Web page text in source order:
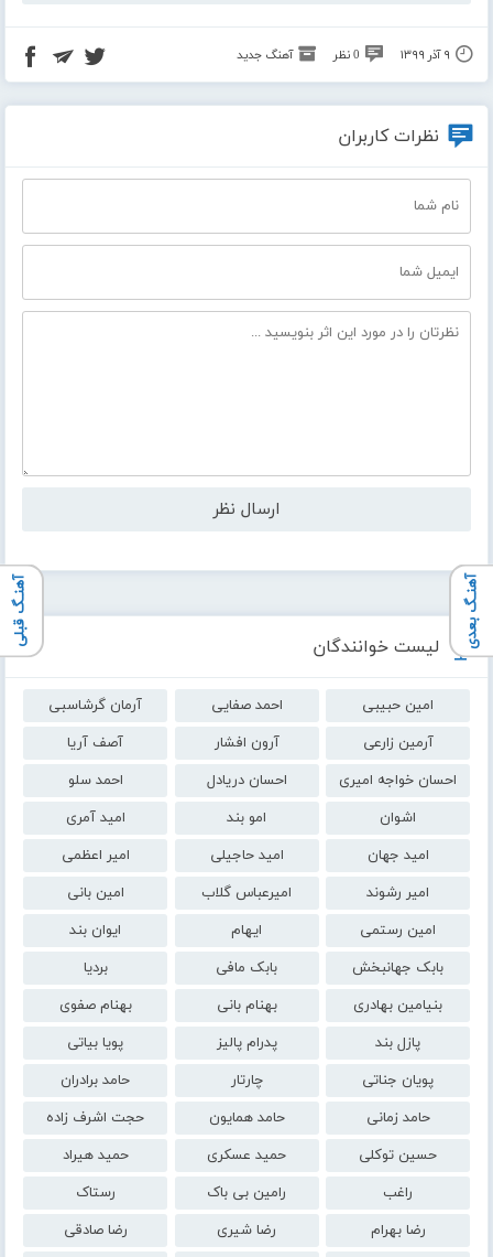
لیست خوانندگان
امین حبیبی احمد صفایی
آرمان گرشاسبی
آرمین زارعی
آرون افشار
آصف آریا
احسان خواجه امیری
احسان دریادل
احمد سلو
اشوان
امو بند
امید آمری
امید جهان
امید حاجیلی
امیر اعظمی
امیر رشوند
امیرعباس گلاب
امین بانی
امین رستمی
ایهام
ایوان بند
بابک جهانبخش
بابک مافی
بردیا
بنیامین بهادری
بهنام بانی
بهنام صفوی
پازل بند
پدرام پالیز
پویا بیاتی
پویان جناتی
چارتار
حامد برادران
حامد زمانی
حامد همایون
حجت اشرف زاده
حسین توکلی
حمید عسکری
حمید هیراد
راغب
رامین بی باک
رستاک
رضا بهرام
رضا شیری
رضا صادقی
۹ آذر ۱۳۹۹ 0 نظر آهنگ جدید
آهنـگ بعدی آهنـگ قبلی
نظرات کاربران